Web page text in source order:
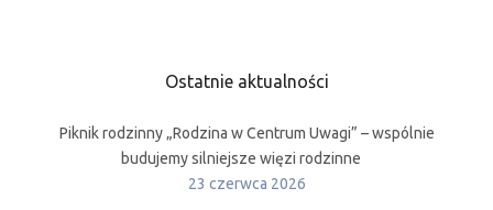
Ostatnie aktualności
Piknik rodzinny „Rodzina w Centrum Uwagi” – wspólnie
budujemy silniejsze więzi rodzinne
23 czerwca 2026